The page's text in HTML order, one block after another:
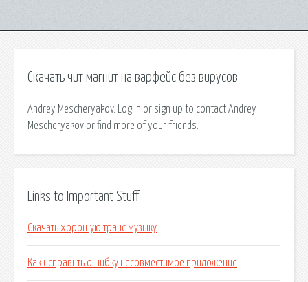
Скачать чит магнит на варфейс без вирусов
Andrey Mescheryakov. Log in or sign up to contact Andrey
Mescheryakov or find more of your friends.
Links to Important Stuff
Скачать хорошую транс музыку
Как исправить ошибку несовместимое приложение